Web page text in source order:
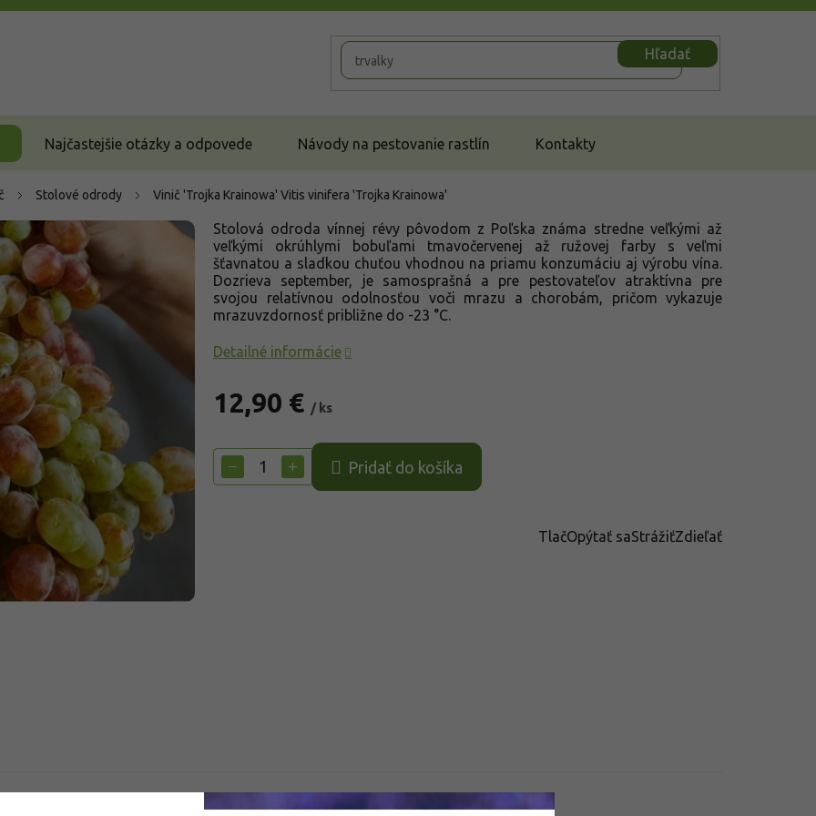
Hľadať
Najčastejšie otázky a odpovede Návody na pestovanie rastlín Kontakty
Stolové odrody Vinič 'Trojka Krainowa' Vitis vinifera 'Trojka Krainowa'
12,90 € / ks
cena:
+
− Pridať do košíka
Stolová odroda vínnej révy pôvodom z Poľska známa stredne veľkými až
veľkými okrúhlymi bobuľami tmavočervenej až ružovej farby s veľmi
šťavnatou a sladkou chuťou vhodnou na priamu konzumáciu aj výrobu vína.
Dozrieva september, je samosprašná a pre pestovateľov atraktívna pre
svojou relatívnou odolnosťou voči mrazu a chorobám, pričom vykazuje
mrazuvzdornosť približne do -23 °C.
Detailné informácie
TlačOpýtať saStrážiťZdieľať